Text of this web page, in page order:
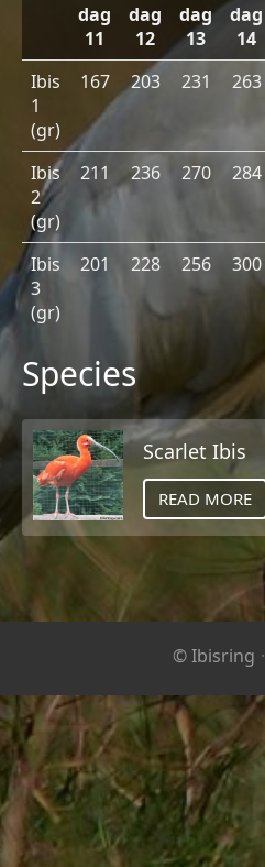
dag
11
dag
12
dag
13
dag
14
Ibis
1
(gr)
167 203 231 263
Ibis
2
(gr)
211 236 270 284
Ibis
3
(gr)
201 228 256 300
Species
Scarlet Ibis
READ MORE
© Ibisring ·